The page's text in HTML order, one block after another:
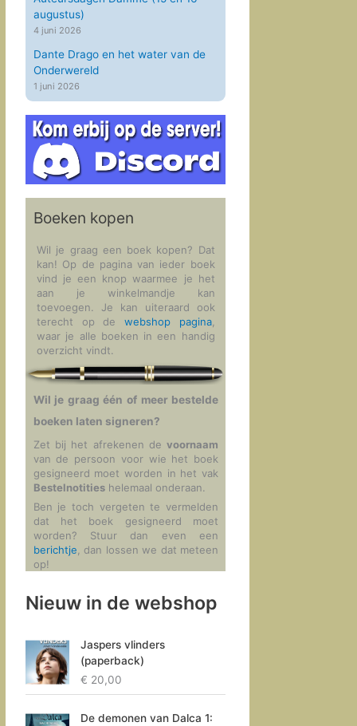
augustus)
4 juni 2026
Dante Drago en het water van de
Onderwereld
1 juni 2026
Boeken kopen
Wil je graag een boek kopen? Dat
kan! Op de pagina van ieder boek
vind je een knop waarmee je het
aan je winkelmandje kan
toevoegen. Je kan uiteraard ook
terecht op dewebshop pagina,
waar je alle boeken in een handig
overzicht vindt.
Wil je graag één of meer bestelde
boeken laten signeren?
Zet bij het afrekenen devoornaam
van de persoon voor wie het boek
gesigneerd moet worden in het vak
Bestelnotitieshelemaal onderaan.
Ben je toch vergeten te vermelden
dat het boek gesigneerd moet
worden? Stuur dan even een
berichtje, dan lossen we dat meteen
op!
Nieuw in de webshop
Jaspers vlinders
(paperback)
€ 20,00
De demonen van Dalca 1: